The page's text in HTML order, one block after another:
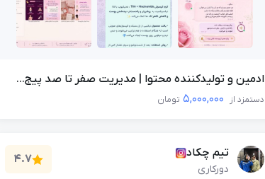
ادمین و تولیدکننده محتوا | مدیریت صفر تا صد پیج...
دستمزد از 5,000,000 تومان
تیم چکاد
دورکاری
4.7